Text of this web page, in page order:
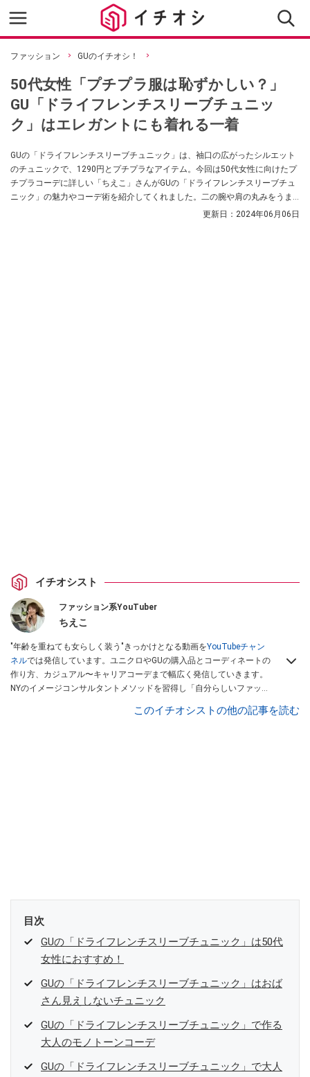
ファッション GUのイチオシ！
50代女性「プチプラ服は恥ずかしい？」
GU「ドライフレンチスリーブチュニッ
ク」はエレガントにも着れる一着
GUの「ドライフレンチスリーブチュニック」は、袖口の広がったシルエット
のチュニックで、1290円とプチプラなアイテム。今回は50代女性に向けたプ
チプラコーデに詳しい「ちえこ」さんがGUの「ドライフレンチスリーブチュ
ニック」の魅力やコーデ術を紹介してくれました。二の腕や肩の丸みをうま
くカバーしてくれるので、トップスとボトムスのワンツーコーデでサマにな
更新日： 2024年06月06日
イチオシスト
ファッション系YouTuber
ちえこ
"年齢を重ねても女らしく装う"きっかけとなる動画をYouTubeチャン
ネルでは発信しています。ユニクロやGUの購入品とコーディネートの
作り方、カジュアル〜キャリアコーデまで幅広く発信していきます。
NYのイメージコンサルタントメソッドを習得し「自分らしいファッシ
イスさせていただいております。また、自身のキャリアコーデでもそ
このイチオシストの他の記事を読む
目次
GUの「ドライフレンチスリーブチュニック」は50代
女性におすすめ！
GUの「ドライフレンチスリーブチュニック」はおば
さん見えしないチュニック
GUの「ドライフレンチスリーブチュニック」で作る
大人のモノトーンコーデ
GUの「ドライフレンチスリーブチュニック」で大人